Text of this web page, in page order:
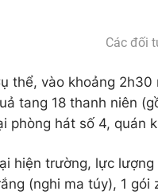
Các đối
thể, vào khoảng
tang 18 thanh niên
phòng hát số 4, quán
hiện trường, lực
(nghi ma túy), 1 gói